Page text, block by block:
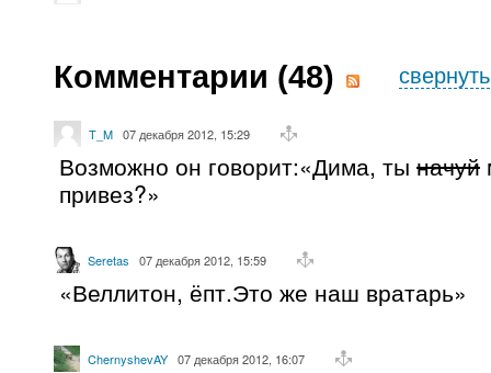
Комментарии (48) свернуть
T_M 07 декабря 2012, 15:29
Возможно он говорит:«Дима, ты начуй
привез?»
Seretas 07 декабря 2012, 15:59
«Веллитон, ёпт.Это же наш вратарь»
ChernyshevAY 07 декабря 2012, 16:07